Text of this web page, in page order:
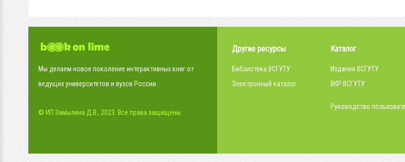
Мы делаем новое поколение интерактивных книг от
ведущих университетов и вузов России.
© ИП Замылина Д.В., 2023. Все права защищены.
Другие ресурсы
Библиотека ВСГУТУ
Электронный каталог
Каталог
Издания ВСГУТУ
ВКР ВСГУТУ
Руководство